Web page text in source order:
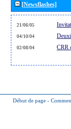
[Newsflashes]
21/06/05
04/10/04
02/08/04 CRR
Début de page -